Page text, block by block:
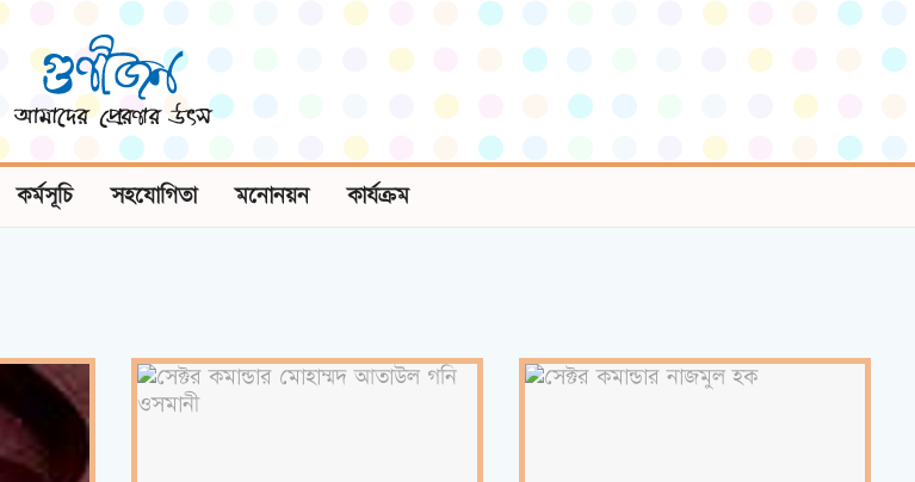
কর্মসূচি সহযোগিতা মনোনয়ন কার্যক্রম